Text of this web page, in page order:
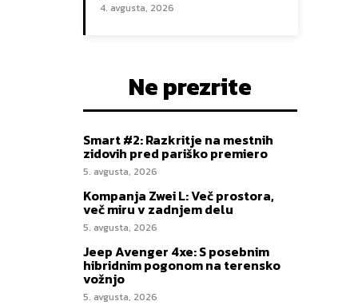
4. avgusta, 2026
Ne prezrite
Smart #2: Razkritje na mestnih
zidovih pred pariško premiero
5. avgusta, 2026
Kompanja Zwei L: Več prostora,
več miru v zadnjem delu
5. avgusta, 2026
Jeep Avenger 4xe: S posebnim
hibridnim pogonom na terensko
vožnjo
5. avgusta, 2026